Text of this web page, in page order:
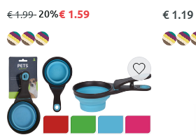
από
€ 1.99σε
- 20%€ 1.59 € 1.19